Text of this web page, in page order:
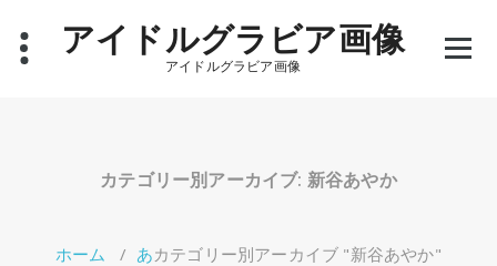
アイドルグラビア画像
アイドルグラビア画像
カテゴリー別アーカイブ: 新谷あやか
ホーム / あカテゴリー別アーカイブ "新谷あやか"